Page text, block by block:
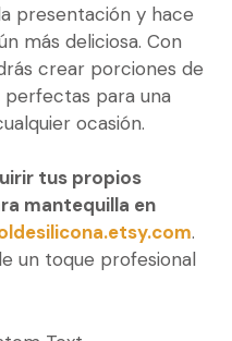
presentación y hace
más deliciosa. Con
crear porciones de
perfectas para una
ocasión.
tus propios
mantequilla en
.
un toque profesional